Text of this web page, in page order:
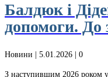
Балдюк і
допомоги. До
Новини | 5.01.2026 | 0
З наступившим 2026 роком